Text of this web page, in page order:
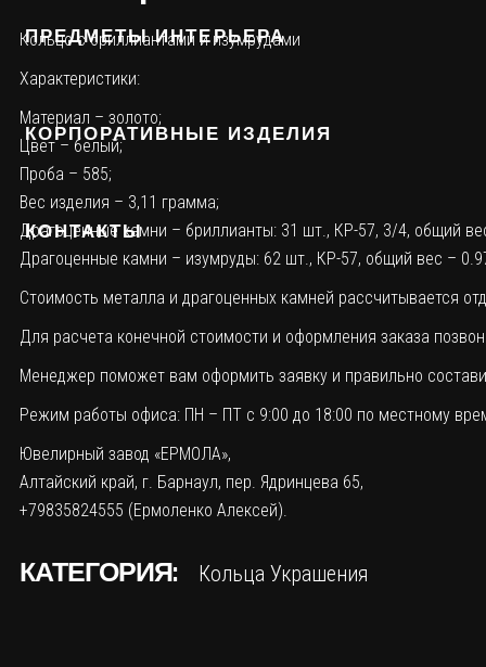
ПРЕДМЕТЫ ИНТЕРЬЕРА
КОРПОРАТИВНЫЕ ИЗДЕЛИЯ
КОНТАКТЫ
Кольцо с бриллиантами и изумрудами
Характеристики:
Материал – золото;
Цвет – белый;
Проба – 585;
Вес изделия – 3,11 грамма;
Драгоценные камни – бриллианты: 31 шт., КР-57, 3/4, общий
Драгоценные камни – изумруды: 62 шт., КР-57, общий вес –
Стоимость металла и драгоценных камней рассчитывается
Для расчета конечной стоимости и оформления заказа
Менеджер поможет вам оформить заявку и правильно
Режим работы офиса: ПН – ПТ с 9:00 до 18:00 по местному
Ювелирный завод «ЕРМОЛА»,
Алтайский край, г. Барнаул, пер. Ядринцева 65,
+79835824555 (Ермоленко Алексей).
КАТЕГОРИЯ: Кольца Украшения